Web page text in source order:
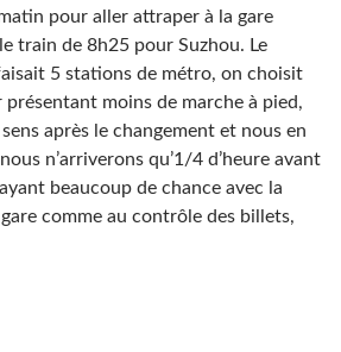
pour aller attraper à la gare
train de 8h25 pour Suzhou. Le
5 stations de métro, on choisit
moins de marche à pied,
après le changement et nous en
n’arriverons qu’1/4 d’heure avant
beaucoup de chance avec la
comme au contrôle des billets,